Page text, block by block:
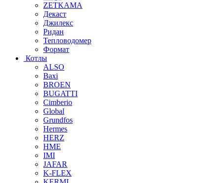
ZETKAMA
Декаст
Джилекс
Ридан
Тепловодомер
Формат
Котлы
ALSO
Baxi
BROEN
BUGATTI
Cimberio
Global
Grundfos
Hermes
HERZ
HME
IMI
JAFAR
K-FLEX